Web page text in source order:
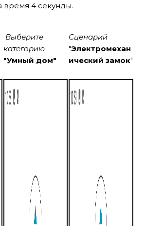
время 4 секунды.
Выберите
категорию
"Умный дом"
Сценарий
"Электромехан
ический замок"